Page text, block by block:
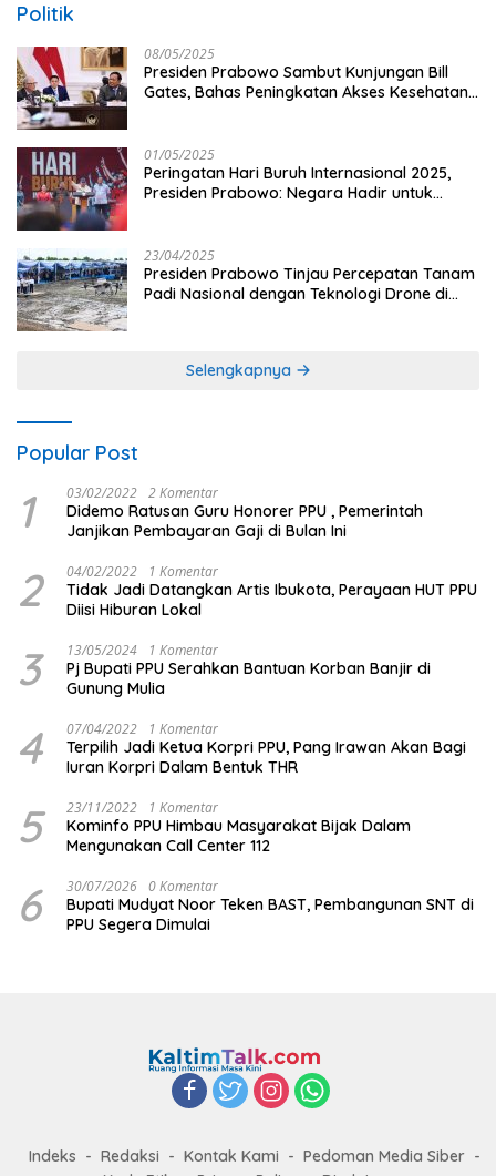
Politik
08/05/2025
Presiden Prabowo Sambut Kunjungan Bill
Gates, Bahas Peningkatan Akses Kesehatan
01/05/2025
Peringatan Hari Buruh Internasional 2025,
Presiden Prabowo: Negara Hadir untuk
23/04/2025
Presiden Prabowo Tinjau Percepatan Tanam
Padi Nasional dengan Teknologi Drone di
Selengkapnya
Popular Post
1 03/02/2022 2 Komentar
Didemo Ratusan Guru Honorer PPU , Pemerintah
Janjikan Pembayaran Gaji di Bulan Ini
2 04/02/2022 1 Komentar
Tidak Jadi Datangkan Artis Ibukota, Perayaan HUT PPU
Diisi Hiburan Lokal
3 13/05/2024 1 Komentar
Pj Bupati PPU Serahkan Bantuan Korban Banjir di
Gunung Mulia
4 07/04/2022 1 Komentar
Terpilih Jadi Ketua Korpri PPU, Pang Irawan Akan Bagi
Iuran Korpri Dalam Bentuk THR
5 23/11/2022 1 Komentar
Kominfo PPU Himbau Masyarakat Bijak Dalam
Mengunakan Call Center 112
6 30/07/2026 0 Komentar
Bupati Mudyat Noor Teken BAST, Pembangunan SNT di
PPU Segera Dimulai
Indeks Redaksi Kontak Kami
Pedoman Media Siber